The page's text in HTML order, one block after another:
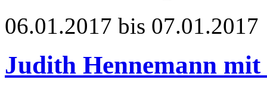
06.01.2017 bis 07.01.2017
Judith Hennemann